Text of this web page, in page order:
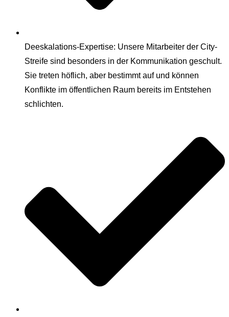
Deeskalations-Expertise: Unsere Mitarbeiter der City-
Streife sind besonders in der Kommunikation geschult.
Sie treten höflich, aber bestimmt auf und können
Konflikte im öffentlichen Raum bereits im Entstehen
schlichten.